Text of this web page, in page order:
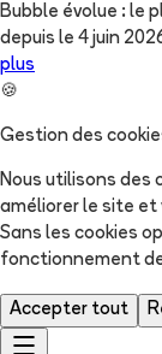
Bubble évolue : le
depuis le 4 juin
plus
🍪
Gestion des
Nous utilisons des
améliorer le site et
Sans les cookies
fonctionnement
Accepter tout